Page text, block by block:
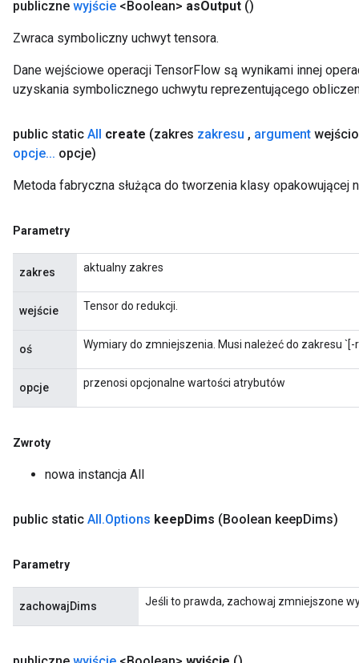
publiczne wyjście <Boolean> asOutput ()
Zwraca symboliczny uchwyt tensora.
Dane wejściowe operacji TensorFlow są wynikami innej
uzyskania symbolicznego uchwytu reprezentującego
public static All create (zakres zakresu , argument
opcje... opcje)
Metoda fabryczna służąca do tworzenia klasy opakowującej
Parametry
zakres aktualny zakres
wejście Tensor do redukcji.
oś Wymiary do zmniejszenia. Musi należeć do zakresu
opcje przenosi opcjonalne wartości atrybutów
Zwroty
nowa instancja All
public static All.Options keepDims (Boolean keepDims)
Parametry
zachowajDims Jeśli to prawda, zachowaj zmniejszone